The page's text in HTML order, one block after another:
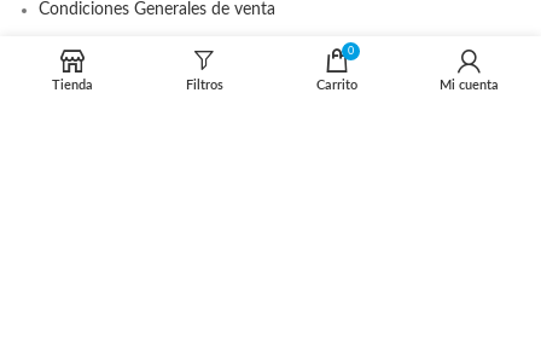
Condiciones Generales de venta
DISTRIBUIDOR OFICIAL
Tienda Filtros
0
Carrito Mi cuenta